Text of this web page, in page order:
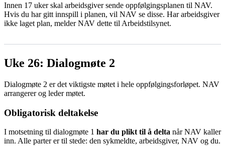
Innen 17 uker skal arbeidsgiver sende oppfølgingsplanen til NAV.
Hvis du har gitt innspill i planen, vil NAV se disse. Har arbeidsgiver
ikke laget plan, melder NAV dette til Arbeidstilsynet.
Uke 26: Dialogmøte 2
Dialogmøte 2 er det viktigste møtet i hele oppfølgingsforløpet. NAV
arrangerer og leder møtet.
Obligatorisk deltakelse
I motsetning til dialogmøte 1 har du plikt til å delta når NAV kaller
inn. Alle parter er til stede: den sykmeldte, arbeidsgiver, NAV og du.